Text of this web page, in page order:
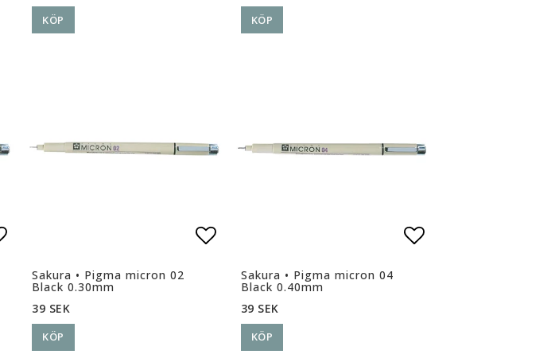
KÖP KÖP
Lägg till i favoritlistan Lägg till i favoritlistan
Sakura • Pigma micron 02
Black 0.30mm
39 SEK
KÖP
Sakura • Pigma micron 04
Black 0.40mm
39 SEK
KÖP